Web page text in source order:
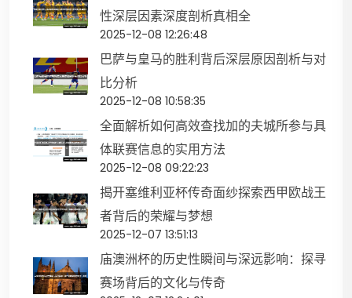
性深层因素深度剖析真相全
2025-12-08 12:26:48
巴萨与皇马的胜利背后深层原因剖析与对
比分析
2025-12-08 10:58:35
全面解析如何高效查找加的夫城所参与具
体联赛信息的实用方法
2025-12-08 09:22:23
揭开塞维利亚杯传奇面纱探索西甲欧战王
者背后的荣耀与梦想
2025-12-07 13:51:13
庙澳洲杯的历史性瞬间与深远影响：探寻
赛场背后的文化与传奇